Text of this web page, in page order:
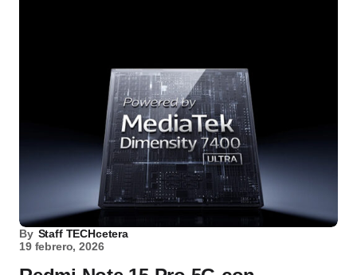
By Staff TECHcetera
19 febrero, 2026